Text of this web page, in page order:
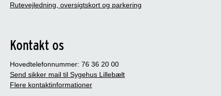
Rutevejledning, oversigtskort og parkering
Kontakt os
Hovedtelefonnummer: 76 36 20 00
Send sikker mail til Sygehus Lillebælt
Flere kontaktinformationer